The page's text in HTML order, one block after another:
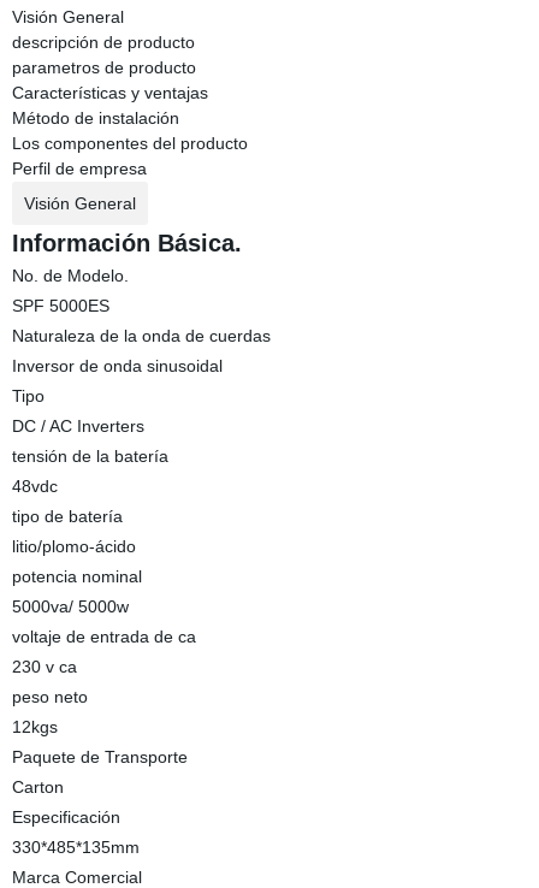
Visión General
descripción de producto
parametros de producto
Características y ventajas
Método de instalación
Los componentes del producto
Perfil de empresa
Visión General
Información Básica.
No. de Modelo.
SPF 5000ES
Naturaleza de la onda de cuerdas
Inversor de onda sinusoidal
Tipo
DC / AC Inverters
tensión de la batería
48vdc
tipo de batería
litio/plomo-ácido
potencia nominal
5000va/ 5000w
voltaje de entrada de ca
230 v ca
peso neto
12kgs
Paquete de Transporte
Carton
Especificación
330*485*135mm
Marca Comercial